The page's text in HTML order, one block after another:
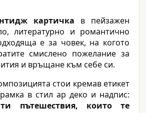
картичка в пейзажен
литературно и романтично
е за човек, на когото
смислено пожелание за
и връщане към себе си.
стои кремав етикет
в стил ар деко и надпис:
пътешествия, които те